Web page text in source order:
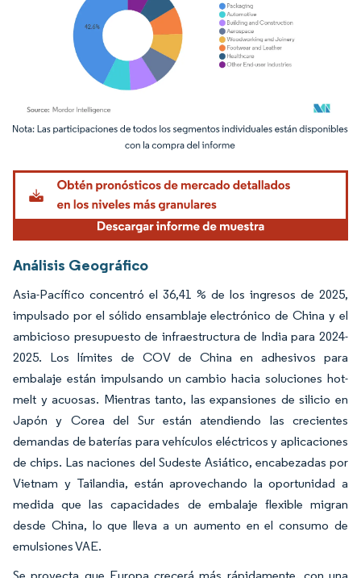
Imagen © Mordor Intelligence. El uso requiere atribución según CC BY 4.0.
Análisis Geográfico
Asia-Pacífico concentró el 36,41 % de los ingresos de 2025,
impulsado por el sólido ensamblaje electrónico de China y el
ambicioso presupuesto de infraestructura de India para 2024-
2025. Los límites de COV de China en adhesivos para
embalaje están impulsando un cambio hacia soluciones hot-
melt y acuosas. Mientras tanto, las expansiones de silicio en
Japón y Corea del Sur están atendiendo las crecientes
demandas de baterías para vehículos eléctricos y aplicaciones
de chips. Las naciones del Sudeste Asiático, encabezadas por
Vietnam y Tailandia, están aprovechando la oportunidad a
medida que las capacidades de embalaje flexible migran
desde China, lo que lleva a un aumento en el consumo de
emulsiones VAE.